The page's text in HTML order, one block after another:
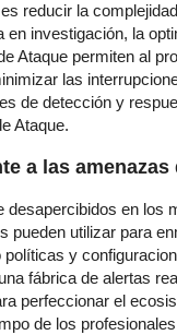
reducir la
investigación, la
Ataque permiten al
las
de detección y
Ataque.
a las
en los
pueden utilizar para
y
fábrica de alertas
perfeccionar el
de los